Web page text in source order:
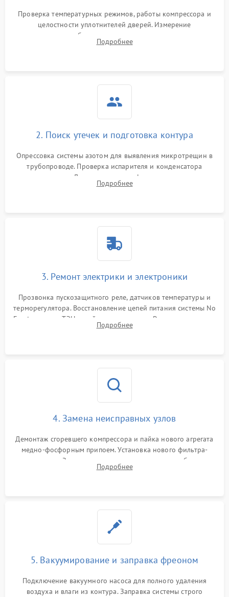
Проверка температурных режимов, работы компрессора и
целостности уплотнителей дверей. Измерение
сопротивления обмоток мотора, проверка термостата и
считывание кодов ошибок с электронного дисплея.
Подробнее
2. Поиск утечек и подготовка контура
Опрессовка системы азотом для выявления микротрещин в
трубопроводе. Проверка испарителя и конденсатора
течеискателем. Демонтаж старого фильтра-осушителя и
продувка капиллярной трубки для устранения засоров.
Подробнее
3. Ремонт электрики и электроники
Прозвонка пускозащитного реле, датчиков температуры и
терморегулятора. Восстановление цепей питания системы No
Frost, включая ТЭН оттайки и вентилятор. Ремонт или замена
платы управления при сбоях алгоритмов.
Подробнее
4. Замена неисправных узлов
Демонтаж сгоревшего компрессора и пайка нового агрегата
медно-фосфорным припоем. Установка нового фильтра-
осушителя. Замена изношенных вентиляторов обдува,
сломанных заслонок или поврежденных дверных петель.
Подробнее
5. Вакуумирование и заправка фреоном
Подключение вакуумного насоса для полного удаления
воздуха и влаги из контура. Заправка системы строго